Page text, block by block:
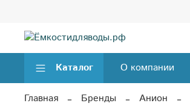
Каталог О компании
Главная Бренды Анион